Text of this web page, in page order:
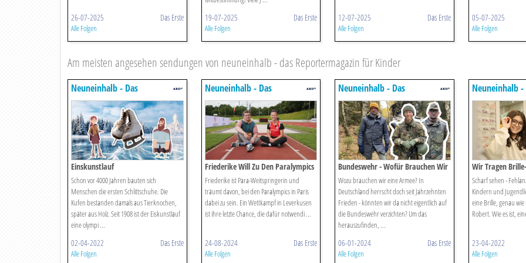
26-07-2025 Das Erste
Alle Folgen
19-07-2025 Das Erste
Alle Folgen
12-07-2025 Das Erste
Alle Folgen
05-07-2025
Alle Folgen
Am meisten angesehen sendungen von neuneinhalb - das Reportermagazin für Kinder
Neuneinhalb - Das
Reportermagazin Für Kinder
Einskunstlauf
Schon vor 4000 Jahren bauten sich
Menschen die ersten Schlittschuhe. Die
Kufen bestanden damals aus Tierknochen,
später aus Holz. Seit 1908 ist der Eiskunstlauf
eine olympi ...
02-04-2022 Das Erste
Alle Folgen
Neuneinhalb - Das
Reportermagazin Für Kinder
Friederike Will Zu Den Paralympics
Friederike ist Para-Weitspringerin und
träumt davon, bei den Paralympics in Paris
dabei zu sein. Ein Wettkampf in Leverkusen
ist ihre letzte Chance, die dafür notwendi ...
24-08-2024 Das Erste
Alle Folgen
Neuneinhalb - Das
Reportermagazin Für Kinder
Bundeswehr - Wofür Brauchen Wir
Eine Armee.
Wozu brauchen wir eine Armee? In
Deutschland herrscht doch seit Jahrzehnten
Frieden - könnten wir da nicht eigentlich auf
die Bundeswehr verzichten? Um das
herauszufinden, ...
06-01-2024 Das Erste
Alle Folgen
Neuneinhalb -
Wir Tragen
Immer Mehr
Scharf sehen -
Kindern und
eine Brille, genau
Robert. Wie es ist,
23-04-2022
Alle Folgen